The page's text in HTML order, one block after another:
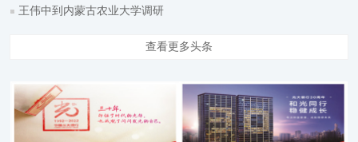
王伟中到内蒙古农业大学调研
查看更多头条